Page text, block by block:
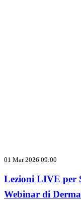
01 Mar 2026 09:00
Lezioni LIVE per
Webinar di